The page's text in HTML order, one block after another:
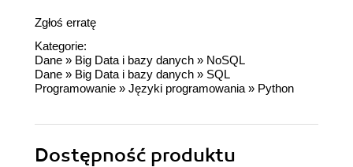
Zgłoś erratę
Kategorie:
Dane » Big Data i bazy danych » NoSQL
Dane » Big Data i bazy danych » SQL
Programowanie » Języki programowania » Python
Dostępność produktu